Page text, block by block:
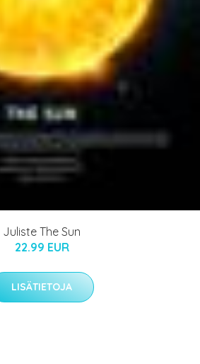
Juliste The Sun
22.99 EUR
LISÄTIETOJA